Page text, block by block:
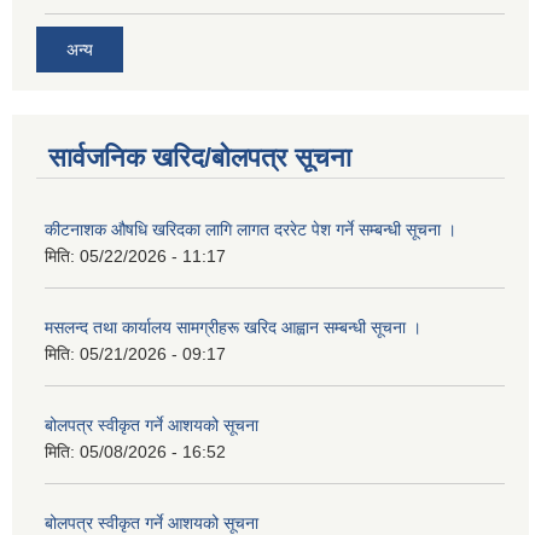
अन्य
सार्वजनिक खरिद/बोलपत्र सूचना
कीटनाशक औषधि खरिदका लागि लागत दररेट पेश गर्ने सम्बन्धी सूचना ।
मिति: 05/22/2026 - 11:17
मसलन्द तथा कार्यालय सामग्रीहरू खरिद आह्वान सम्बन्धी सूचना ।
मिति: 05/21/2026 - 09:17
बोलपत्र स्वीकृत गर्ने आशयको सूचना
मिति: 05/08/2026 - 16:52
बोलपत्र स्वीकृत गर्ने आशयको सूचना